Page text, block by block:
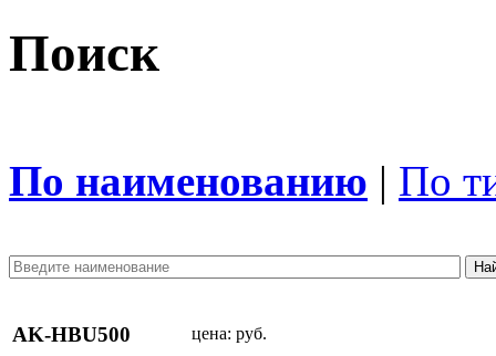
Поиск
По наименованию | По
AK-HBU500 цена: руб.